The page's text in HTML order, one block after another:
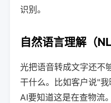
识别。
自然语言理解（
光把语音转成文字还不
干什么。比如客户说"我
AI要知道这是在查物流